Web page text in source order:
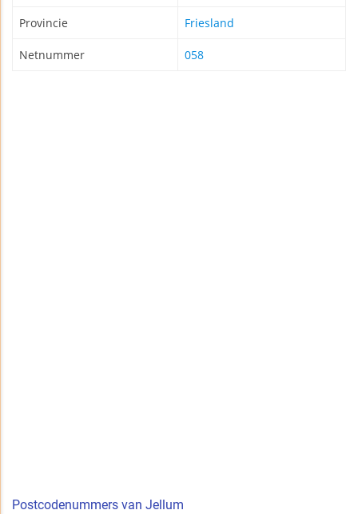
Provincie Friesland
Netnummer 058
Postcodenummers van Jellum